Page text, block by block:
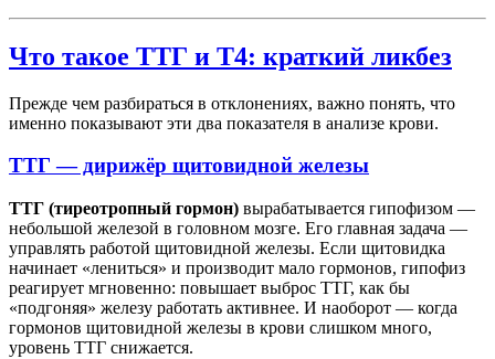
Что такое ТТГ и Т4: краткий ликбез
Прежде чем разбираться в отклонениях, важно понять, что
именно показывают эти два показателя в анализе крови.
ТТГ — дирижёр щитовидной железы
ТТГ (тиреотропный гормон) вырабатывается гипофизом —
небольшой железой в головном мозге. Его главная задача —
управлять работой щитовидной железы. Если щитовидка
начинает «лениться» и производит мало гормонов, гипофиз
реагирует мгновенно: повышает выброс ТТГ, как бы
«подгоняя» железу работать активнее. И наоборот — когда
гормонов щитовидной железы в крови слишком много,
уровень ТТГ снижается.